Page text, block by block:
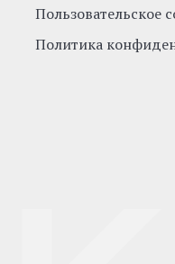
Пользовательское
Политика